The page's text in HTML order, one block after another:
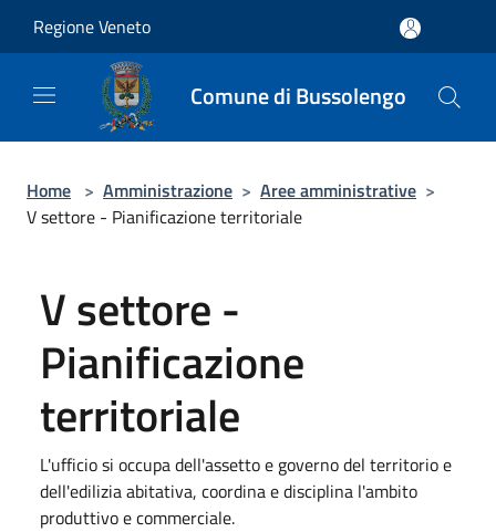
Regione Veneto
Comune di Bussolengo
Home > Amministrazione > Aree amministrative >
V settore - Pianificazione territoriale
V settore -
Pianificazione
territoriale
L'ufficio si occupa dell'assetto e governo del territorio e
dell'edilizia abitativa, coordina e disciplina l'ambito
produttivo e commerciale.